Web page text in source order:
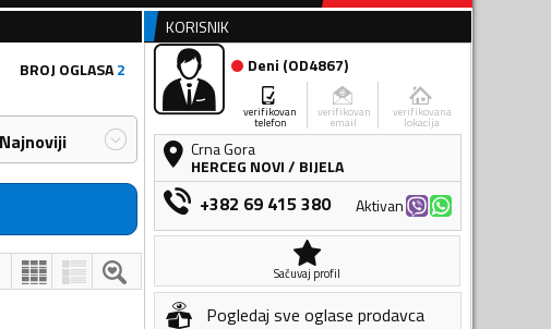
BROJ OGLASA2
KORISNIK
Deni (OD4867)
verifikovan
telefon
verifikovan
email
verifikovana
lokacija
Crna Gora
HERCEG NOVI/ BIJELA
+382 69 415 380 Aktivan
Sačuvaj profil
Pogledaj sve oglase prodavca